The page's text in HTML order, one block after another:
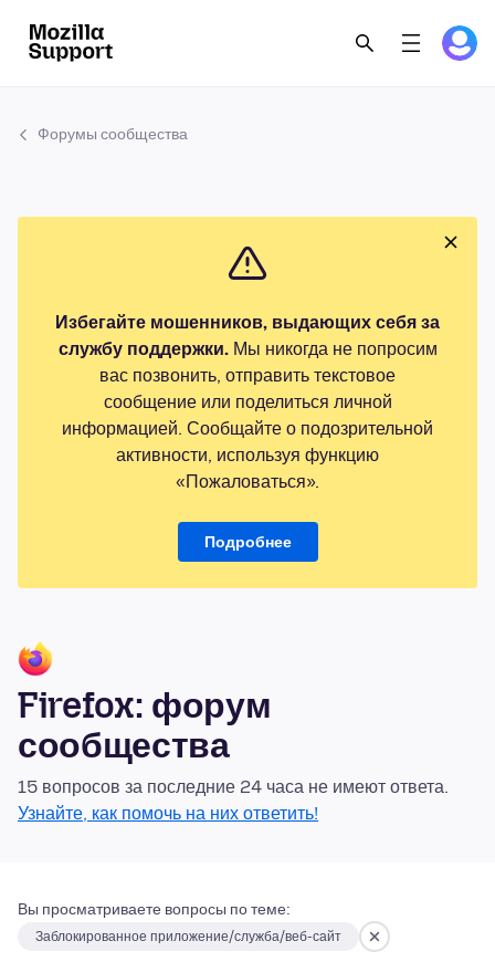
Форумы сообщества
Избегайте мошенников, выдающих себя за
службу поддержки.Мы никогда не попросим
вас позвонить, отправить текстовое
сообщение или поделиться личной
информацией. Сообщайте о подозрительной
активности, используя функцию
«Пожаловаться».
Подробнее
Firefox: форум
сообщества
15 вопросов за последние 24 часа не имеют ответа.
Узнайте, как помочь на них ответить!
Вы просматриваете вопросы по теме:
Заблокированное приложение/служба/веб-сайт